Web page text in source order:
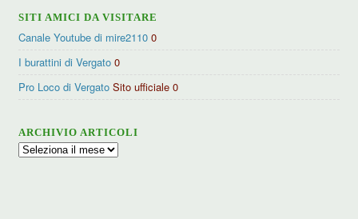
SITI AMICI DA VISITARE
Canale Youtube di mire2110 0
I burattini di Vergato 0
Pro Loco di Vergato Sito ufficiale 0
ARCHIVIO ARTICOLI
Archivio